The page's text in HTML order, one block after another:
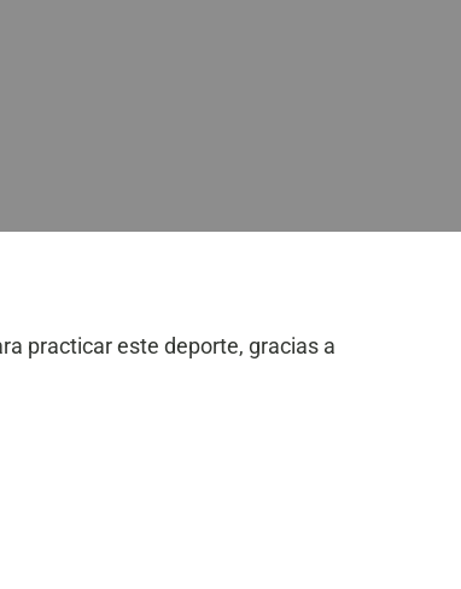
practicar este deporte, gracias a